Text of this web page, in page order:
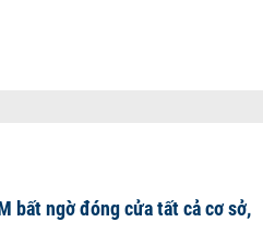
bất ngờ đóng cửa tất cả cơ sở,